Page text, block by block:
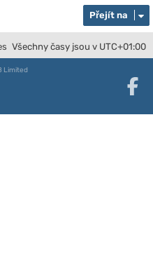
Přejít na
Všechny časy jsou v UTC+01:00
Limited